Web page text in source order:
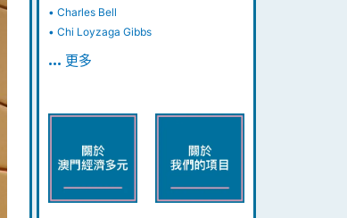
•Charles Bell
•Chi Loyzaga Gibbs
… 更多